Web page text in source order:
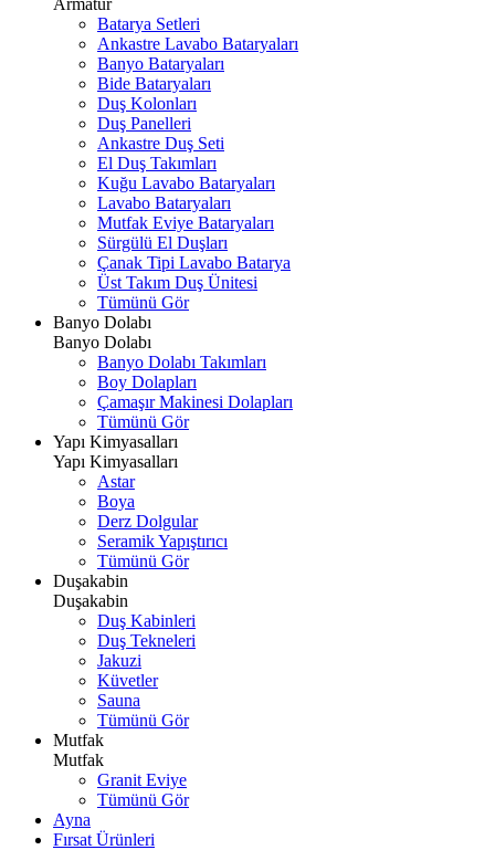
Armatür
Batarya Setleri
Ankastre Lavabo Bataryaları
Banyo Bataryaları
Bide Bataryaları
Duş Kolonları
Duş Panelleri
Ankastre Duş Seti
El Duş Takımları
Kuğu Lavabo Bataryaları
Lavabo Bataryaları
Mutfak Eviye Bataryaları
Sürgülü El Duşları
Çanak Tipi Lavabo Batarya
Üst Takım Duş Ünitesi
Tümünü Gör
Banyo Dolabı
Banyo Dolabı
Banyo Dolabı Takımları
Boy Dolapları
Çamaşır Makinesi Dolapları
Tümünü Gör
Yapı Kimyasalları
Yapı Kimyasalları
Astar
Boya
Derz Dolgular
Seramik Yapıştırıcı
Tümünü Gör
Duşakabin
Duşakabin
Duş Kabinleri
Duş Tekneleri
Jakuzi
Küvetler
Sauna
Tümünü Gör
Mutfak
Mutfak
Granit Eviye
Tümünü Gör
Ayna
Fırsat Ürünleri